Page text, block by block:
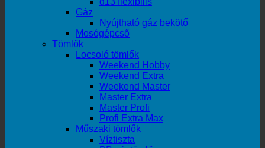
Gáz
Nyújtható gáz bekötő
Mosógépcső
Tömlők
Locsoló tömlők
Weekend Hobby
Weekend Extra
Weekend Master
Master Extra
Master Profi
Profi Extra Max
Műszaki tömlők
Víztiszta